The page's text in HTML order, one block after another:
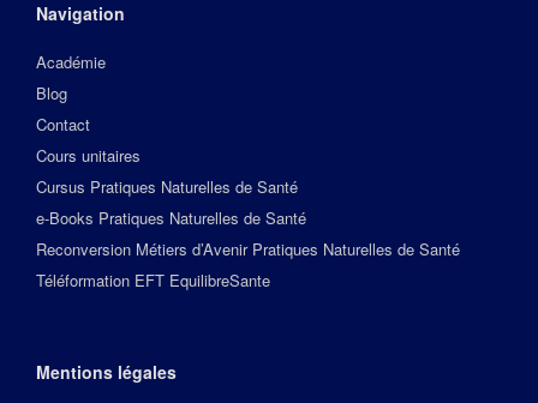
Navigation
Académie
Blog
Contact
Cours unitaires
Cursus Pratiques Naturelles de Santé
e-Books Pratiques Naturelles de Santé
Reconversion Métiers d’Avenir Pratiques Naturelles de Santé
Téléformation EFT EquilibreSante
Mentions légales